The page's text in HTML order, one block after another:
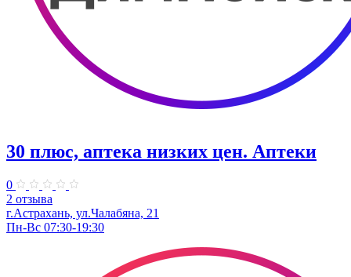
30 плюс, аптека низких цен. Аптеки
0
2 отзыва
г.Астрахань, ул.Чалабяна, 21
Пн-Вс 07:30-19:30